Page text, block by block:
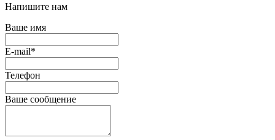
Напишите нам
Ваше имя
E-mail*
Телефон
Ваше сообщение